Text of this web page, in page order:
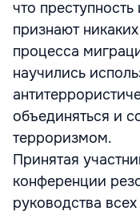
что
признают
процесса
научились
объединяться и
терроризмом.
Принятая
конференции
руководства